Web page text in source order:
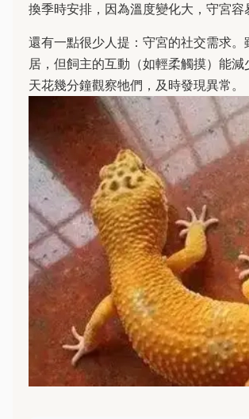
換季時安排，因為溫度變化大，守宮容
還有一點很少人提：守宮的社交需求。
居，但飼主的互動（如輕柔觸摸）能減
天花幾分鐘觀察牠們，及時發現異常。